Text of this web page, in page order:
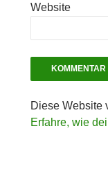
Website
Diese Website
Erfahre, wie